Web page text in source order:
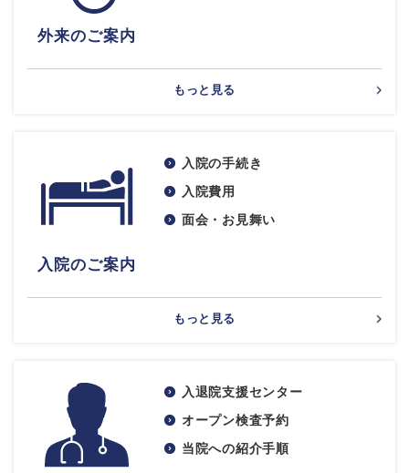
外来のご案内
もっと見る
入院のご案内
入院の手続き
入院費用
面会・お見舞い
もっと見る
入退院支援センター
オープン検査予約
当院への紹介手順